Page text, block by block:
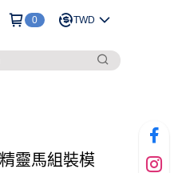
0 TWD
靈馬組裝模